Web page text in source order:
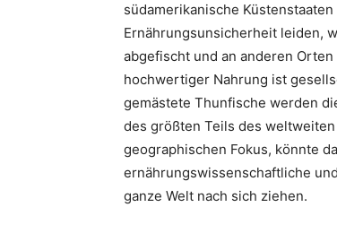
südamerikanische
Ernährungsunsicherheit leiden,
abgefischt und an anderen
hochwertiger Nahrung ist
gemästete Thunfische werden
des größten Teils des
geographischen Fokus, könnte
ernährungswissenschaftliche
ganze Welt nach sich ziehen.